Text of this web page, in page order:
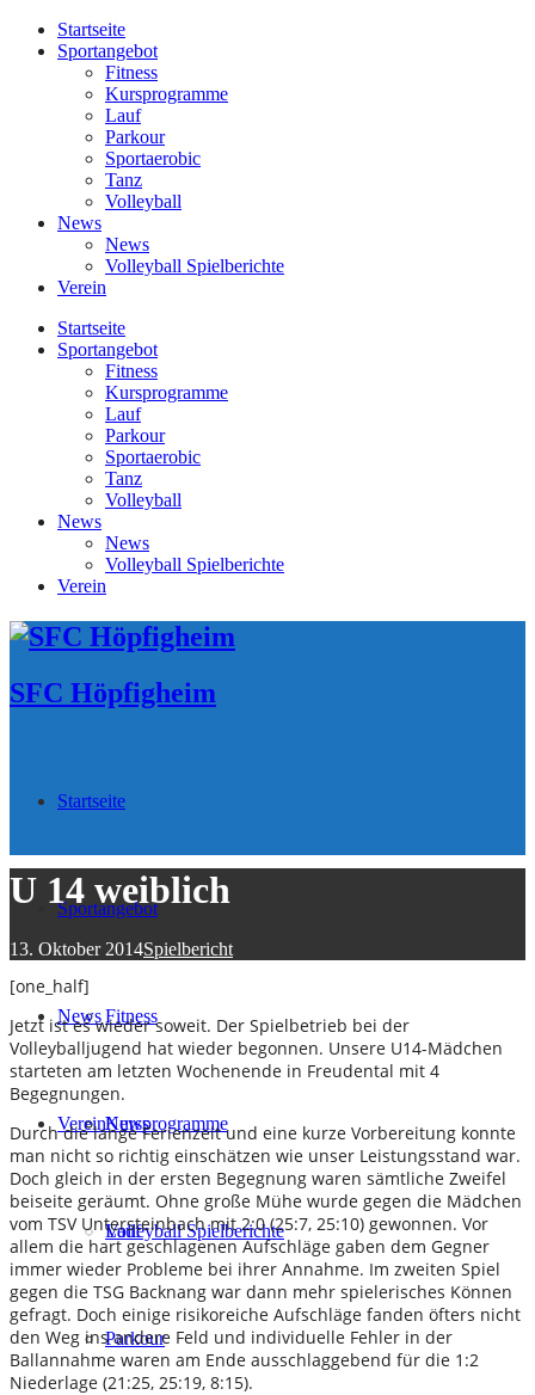
Startseite
Sportangebot
Fitness
Kursprogramme
Lauf
Parkour
Sportaerobic
Tanz
Volleyball
News
News
Volleyball Spielberichte
Verein
Startseite
Sportangebot
Fitness
Kursprogramme
Lauf
Parkour
Sportaerobic
Tanz
Volleyball
News
News
Volleyball Spielberichte
Verein
SFC Höpfigheim
Startseite
Sportangebot
Fitness
Kursprogramme
Lauf
Parkour
News
News
Volleyball Spielberichte
Verein
U 14 weiblich
13. Oktober 2014Spielbericht
[one_half]
Jetzt ist es wieder soweit. Der Spielbetrieb bei der
Volleyballjugend hat wieder begonnen. Unsere U14-Mädchen
starteten am letzten Wochenende in Freudental mit 4
Begegnungen.
Durch die lange Ferienzeit und eine kurze Vorbereitung konnte
man nicht so richtig einschätzen wie unser Leistungsstand war.
Doch gleich in der ersten Begegnung waren sämtliche Zweifel
beiseite geräumt. Ohne große Mühe wurde gegen die Mädchen
vom TSV Untersteinbach mit 2:0 (25:7, 25:10) gewonnen. Vor
allem die hart geschlagenen Aufschläge gaben dem Gegner
immer wieder Probleme bei ihrer Annahme. Im zweiten Spiel
gegen die TSG Backnang war dann mehr spielerisches Können
gefragt. Doch einige risikoreiche Aufschläge fanden öfters nicht
den Weg ins andere Feld und individuelle Fehler in der
Ballannahme waren am Ende ausschlaggebend für die 1:2
Niederlage (21:25, 25:19, 8:15).